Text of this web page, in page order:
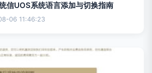
信UOS系统语言添加与切换指南
06 11:46:23